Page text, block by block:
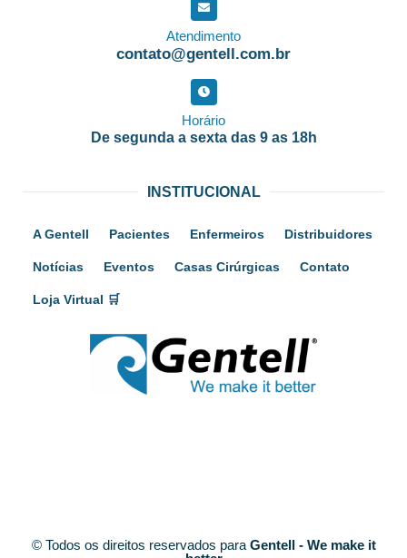
Atendimento
contato@gentell.com.br
Horário
De segunda a sexta das 9 as 18h
INSTITUCIONAL
A Gentell Pacientes Enfermeiros Distribuidores
Notícias Eventos Casas Cirúrgicas Contato
Loja Virtual 🛒
© Todos os direitos reservados para Gentell - We make it